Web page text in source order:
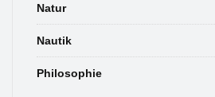
Natur
Nautik
Philosophie